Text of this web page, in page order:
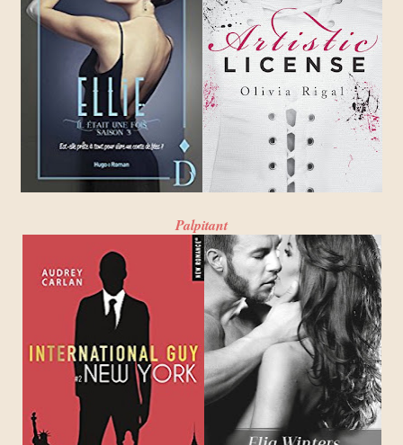
Palpitant